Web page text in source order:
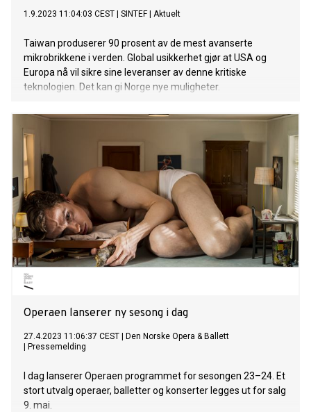
1.9.2023 11:04:03 CEST SINTEF| Aktuelt
Taiwan produserer 90 prosent av de mest avanserte
mikrobrikkene i verden. Global usikkerhet gjør at USA og
Europa nå vil sikre sine leveranser av denne kritiske
teknologien. Det kan gi Norge nye muligheter.
Operaen lanserer ny sesong i dag
27.4.2023 11:06:37 CEST
Den Norske Opera & Ballett
Pressemelding
I dag lanserer Operaen programmet for sesongen 23–24. Et
stort utvalg operaer, balletter og konserter legges ut for salg
9. mai.